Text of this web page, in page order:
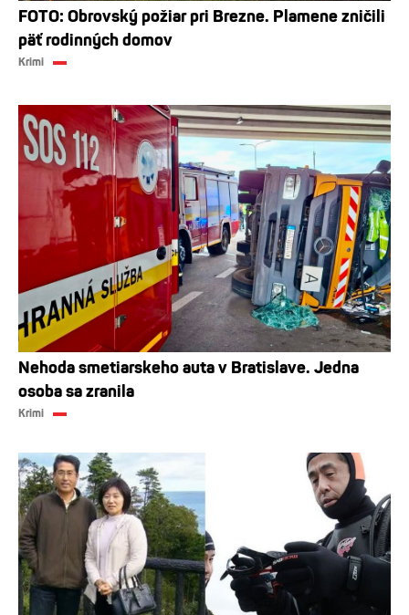
FOTO: Obrovský požiar pri Brezne. Plamene zničili
päť rodinných domov
Krimi
Nehoda smetiarskeho auta v Bratislave. Jedna
osoba sa zranila
Krimi